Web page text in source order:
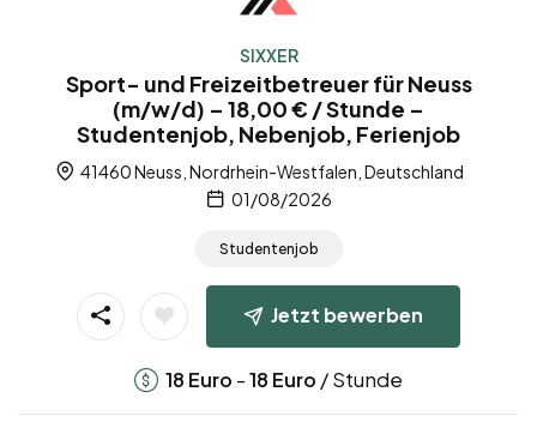
SIXXER
Sport- und Freizeitbetreuer für Neuss
(m/w/d) – 18,00 € / Stunde –
Studentenjob, Nebenjob, Ferienjob
41460 Neuss, Nordrhein-Westfalen, Deutschland
01/08/2026
Studentenjob
Jetzt bewerben
18 Euro -18 Euro / Stunde